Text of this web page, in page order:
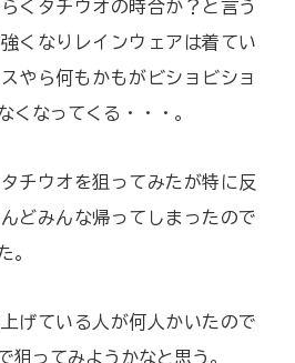
くタチウオの時合か？と言う
くなりレインウェアは着てい
やら何もかもがビショビショ
くなってくる・・・。
チウオを狙ってみたが特に反
どみんな帰ってしまったので
。
げている人が何人かいたので
狙ってみようかなと思う。